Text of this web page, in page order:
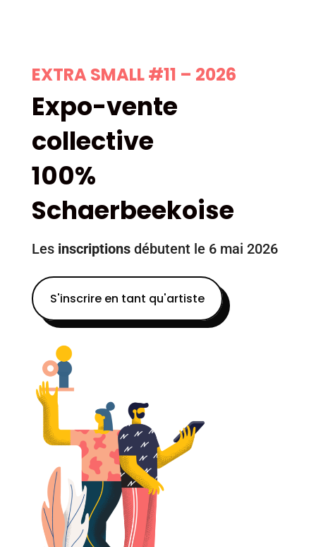
EXTRA SMALL #11 – 2026
Expo-vente
collective
100%
Schaerbeekoise
Les inscriptionsdébutent le 6 mai 2026
S'inscrire en tant qu'artiste